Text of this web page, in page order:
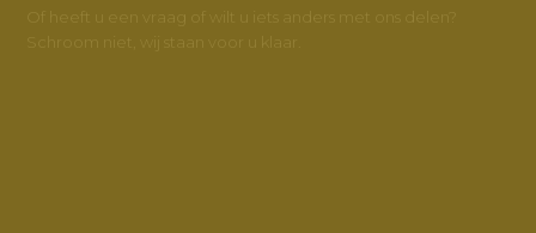
Of heeft u een vraag of wilt u iets anders met ons delen?
Schroom niet, wij staan voor u klaar.